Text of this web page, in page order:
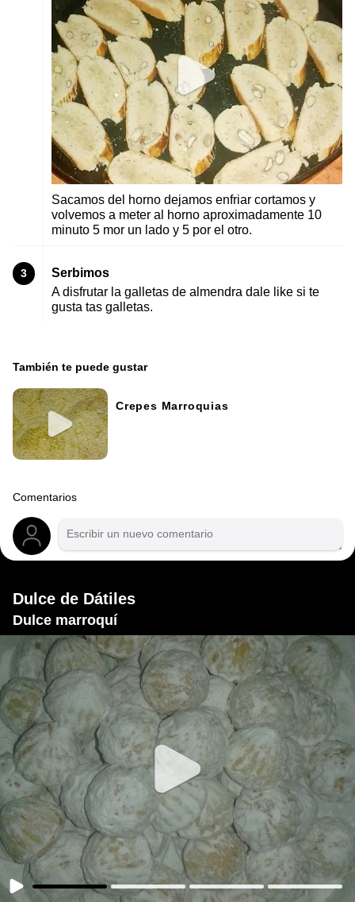
Sacamos del horno dejamos enfriar cortamos y
volvemos a meter al horno aproximadamente 10
minuto 5 mor un lado y 5 por el otro.
3
Serbimos
A disfrutar la galletas de almendra dale like si te
gusta tas galletas.
También te puede gustar
Crepes Marroquias
Comentarios
Dulce de Dátiles
Dulce marroquí